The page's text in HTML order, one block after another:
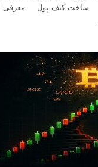
ساخت کیف پول معرفی